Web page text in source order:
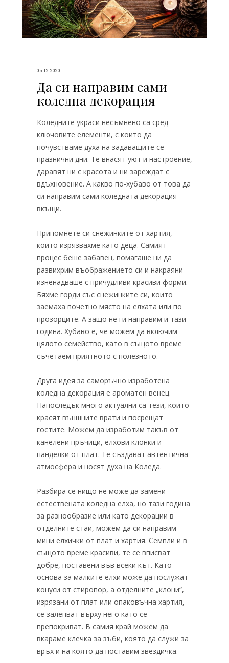
05.12.2020
Да си направим сами
коледна декорация
Коледните украси несъмнено са сред
ключовите елементи, с които да
почувстваме духа на задаващите се
празнични дни. Те внасят уют и настроение,
даравят ни с красота и ни зареждат с
вдъхновение. А какво по-хубаво от това да
си направим сами коледната декорация
вкъщи.
Припомнете си снежинките от хартия,
които изрязвахме като деца. Самият
процес беше забавен, помагаше ни да
развихрим въображението си и накраяни
изненадваше с причудливи красиви форми.
Бяхме горди със снежинките си, които
заемаха почетно място на елхата или по
прозорците. А защо не ги направим и тази
година. Хубаво е, че можем да включим
цялото семейство, като в същото време
съчетаем приятното с полезното.
Друга идея за саморъчно изработена
коледна декорация е ароматен венец.
Напоследък много актуални са тези, които
красят външните врати и посрещат
гостите. Можем да изработим такъв от
канелени пръчици, елхови клонки и
панделки от плат. Те създават автентична
атмосфера и носят духа на Коледа.
Разбира се нищо не може да замени
естествената коледна елха, но тази година
за разнообразие или като декорации в
отделните стаи, можем да си направим
мини елхички от плат и хартия. Семпли и в
същото време красиви, те се вписват
добре, поставени във всеки кът. Като
основа за малките елхи може да послужат
конуси от стиропор, а отделните „клони“,
изрязани от плат или опаковъчна хартия,
се залепват върху него като се
препокриват. В самия край можем да
вкараме клечка за зъби, която да служи за
връх и на която да поставим звездичка.